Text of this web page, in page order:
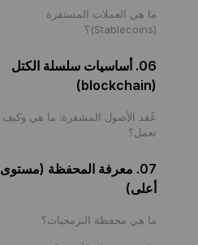
ما هي العملات المستقرة
(Stablecoins)؟
06. أساسيات سلسلة الكتل
(blockchain)
عُقد الأصول المشفرة: ما هي وكيف
تعمل؟
07. معرفة المحفظة (مستوى
أعلى)
ما هي محفظة البرمجيات؟